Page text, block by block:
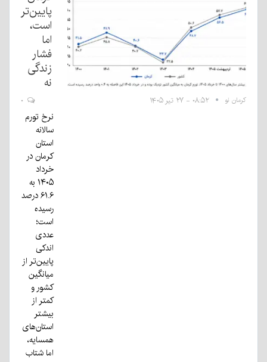
پایین‌تر
است،
اما
فشار
زندگی
نه
کرمان نو ۰۸:۵۲ - ۲۷ تیر ۱۴۰۵
نرخ تورم
سالانه
استان
کرمان در
خرداد
۱۴۰۵ به
۶۱.۶ درصد
رسیده
است؛
عددی
اندکی
پایین‌تر از
میانگین
کشور و
کمتر از
بیشتر
استان‌های
همسایه،
اما شتاب